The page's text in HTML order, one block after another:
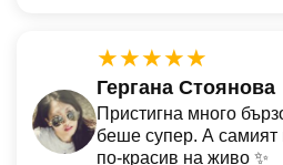
★★★★★
Гергана Стоянова
Пристигна много
беше супер. А самият
по-красив на живо ✨